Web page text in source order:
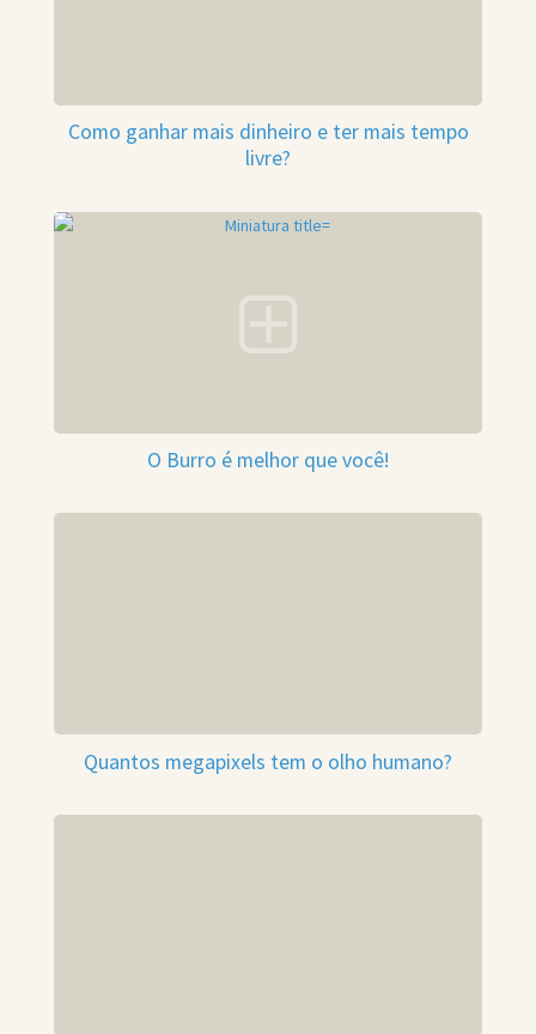
Como ganhar mais dinheiro e ter mais tempo
livre?
O Burro é melhor que você!
Quantos megapixels tem o olho humano?